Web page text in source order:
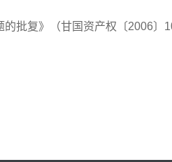
批复》（甘国资产权〔2006〕